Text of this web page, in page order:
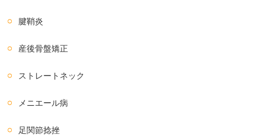
腱鞘炎
産後骨盤矯正
ストレートネック
メニエール病
足関節捻挫